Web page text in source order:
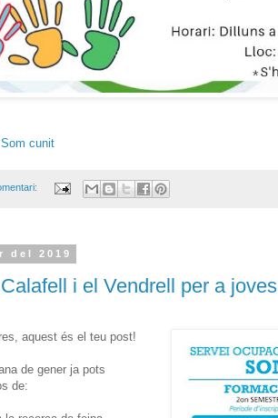
Som cunit
del 2019
i el Vendrell per a joves
aquest és el teu post!
de gener ja pots
de: